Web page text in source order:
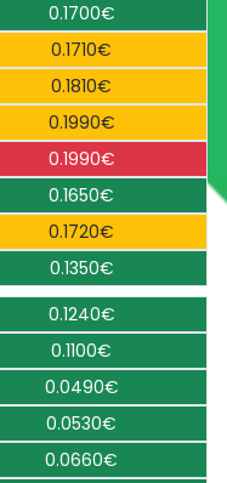
0.1700€
0.1710€
0.1810€
0.1990€
0.1990€
0.1650€
0.1720€
0.1350€
0.1240€
0.1100€
0.0490€
0.0530€
0.0660€